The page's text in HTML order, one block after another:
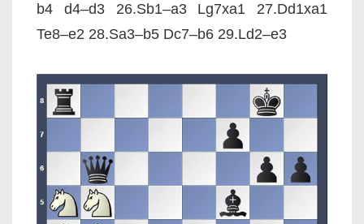
b4 d4–d3 26.Sb1–a3 Lg7xa1 27.Dd1xa1
Te8–e2 28.Sa3–b5 Dc7–b6 29.Ld2–e3